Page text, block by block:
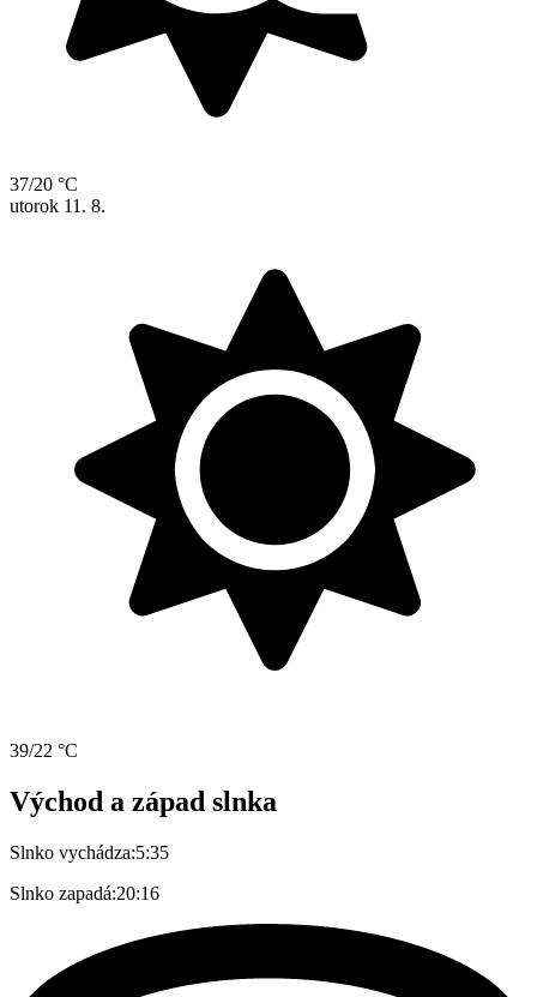
37/20 °C
utorok 11. 8.
39/22 °C
Východ a západ slnka
Slnko vychádza:5:35
Slnko zapadá:20:16